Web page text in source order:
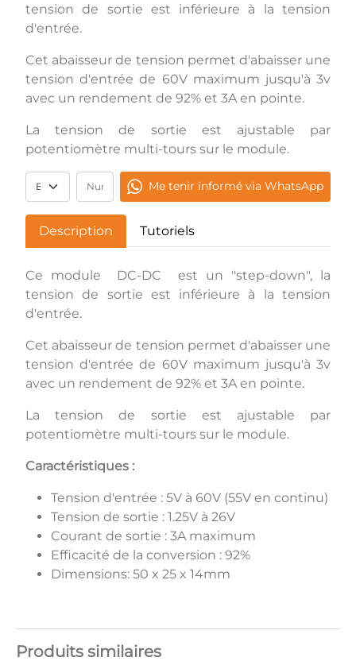
tension de sortie est inférieure à la tension
d'entrée.
Cet abaisseur de tension permet d'abaisser une
tension d'entrée de 60V maximum jusqu'à 3v
avec un rendement de 92% et 3A en pointe.
La tension de sortie est ajustable par
potentiomètre multi-tours sur le module.
Me tenir informé via WhatsApp
Description Tutoriels
Ce module DC-DC est un "step-down", la
tension de sortie est inférieure à la tension
d'entrée.
Cet abaisseur de tension permet d'abaisser une
tension d'entrée de 60V maximum jusqu'à 3v
avec un rendement de 92% et 3A en pointe.
La tension de sortie est ajustable par
potentiomètre multi-tours sur le module.
Caractéristiques :
Tension d'entrée : 5V à 60V (55V en continu)
Tension de sortie : 1.25V à 26V
Courant de sortie : 3A maximum
Efficacité de la conversion : 92%
Dimensions: 50 x 25 x 14mm
Produits similaires